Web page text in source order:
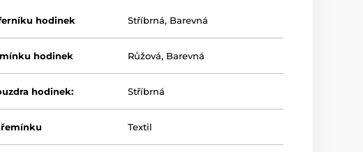
hodinek Stříbrná, Barevná
hodinek Růžová, Barevná
hodinek: Stříbrná
Textil